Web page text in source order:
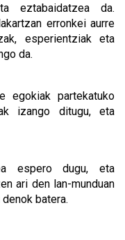
eztabaidatzea da.
erronkei aurre
esperientziak eta
da.
egokiak partekatuko
izango ditugu, eta
espero dugu, eta
ari den lan-munduan
batera.